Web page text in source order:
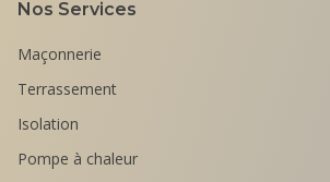
Nos Services
Maçonnerie
Terrassement
Isolation
Pompe à chaleur